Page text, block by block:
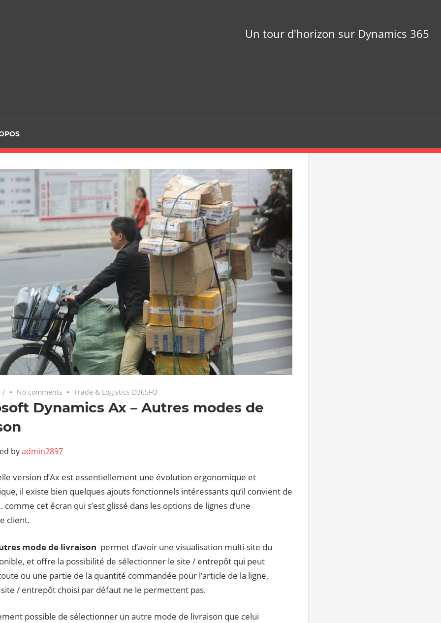
Un tour d'horizon sur Dynamics 365
No comments Trade & Logistics D365FO
Dynamics Ax – Autres modes de
byadmin2897
version d’Ax est essentiellement une évolution ergonomique et
il existe bien quelques ajouts fonctionnels intéressants qu’il convient de
cet écran qui s’est glissé dans les options de lignes d’une
client.
mode de livraison permet d’avoir une visualisation multi-site du
et offre la possibilité de sélectionner le site / entrepôt qui peut
ou une partie de la quantité commandée pour l’article de la ligne,
/ entrepôt choisi par défaut ne le permettent pas.
possible de sélectionner un autre mode de livraison que celui